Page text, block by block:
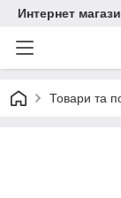
Интернет
Товари та